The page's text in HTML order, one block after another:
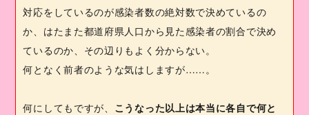
対応をしているのが感染者数の絶対数で決めているの
か、はたまた都道府県人口から見た感染者の割合で決め
ているのか、その辺りもよく分からない。
何となく前者のような気はしますが……。
何にしてもですが、 こうなった以上は本当に各自で何と